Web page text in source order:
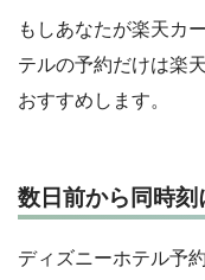
もしあなたが楽天カ
テルの予約だけは楽
おすすめします。
数日前から同時刻
ディズニーホテル予